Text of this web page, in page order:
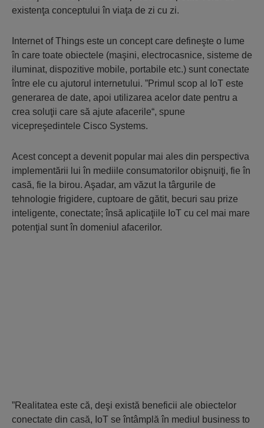
existenţa conceptului în viaţa de zi cu zi.
Internet of Things este un concept care defineşte o lume
în care toate obiectele (maşini, electrocasnice, sisteme de
iluminat, dispozitive mobile, portabile etc.) sunt conectate
între ele cu ajutorul internetului. ”Primul scop al IoT este
generarea de date, apoi utilizarea acelor date pentru a
crea soluţii care să ajute afacerile“, spune
vicepreşedintele Cisco Systems.
Acest concept a devenit popular mai ales din perspectiva
implementării lui în mediile consumatorilor obişnuiţi, fie în
casă, fie la birou. Aşadar, am văzut la târgurile de
tehnologie frigidere, cuptoare de gătit, becuri sau prize
inteligente, conectate; însă aplicaţiile IoT cu cel mai mare
potenţial sunt în domeniul afacerilor.
”Realitatea este că, deşi există beneficii ale obiectelor
conectate din casă, IoT se întâmplă în mediul business to